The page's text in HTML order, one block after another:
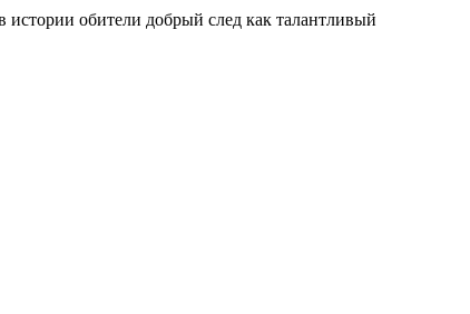
обители добрый след как талантливый